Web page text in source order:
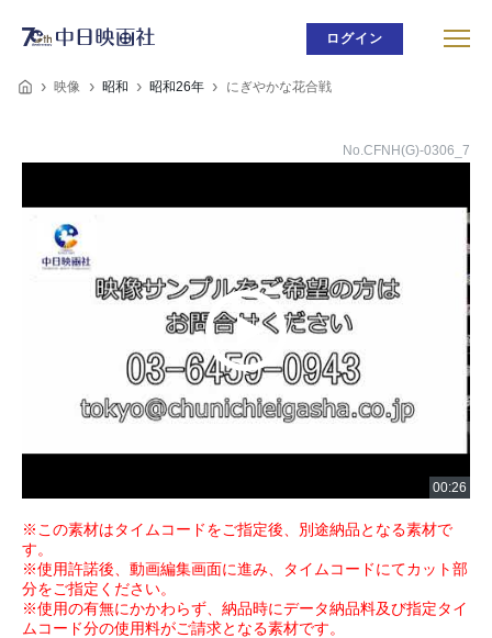
ログイン
映像 昭和 昭和26年 にぎやかな花合戦
No.CFNH(G)-0306_7
※この素材はタイムコードをご指定後、別途納品となる素材で
す。
※使用許諾後、動画編集画面に進み、タイムコードにてカット部
分をご指定ください。
※使用の有無にかかわらず、納品時にデータ納品料及び指定タイ
ムコード分の使用料がご請求となる素材です。